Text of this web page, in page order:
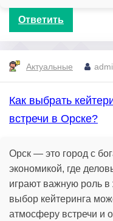
Ответить
Актуальные
Как выбрать
встречи в Орске?
Орск — это город с
экономикой, где
играют важную роль
выбор кейтеринга
атмосферу встречи и